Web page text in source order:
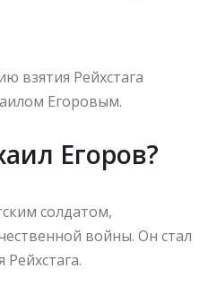
взятия Рейхстага
Егоровым.
Егоров?
солдатом,
войны. Он стал